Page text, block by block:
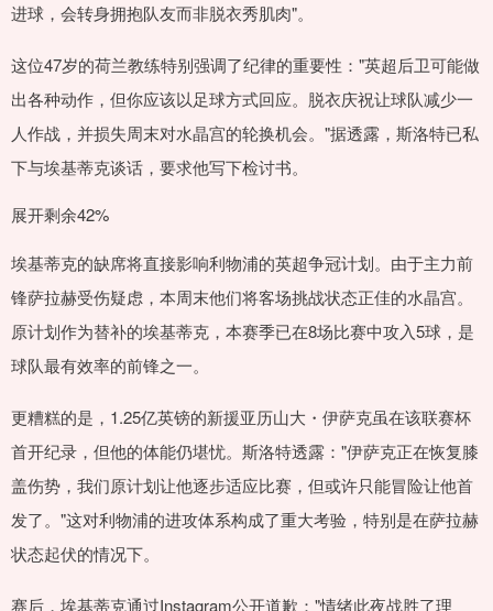
进球，会转身拥抱队友而非脱衣秀肌肉"。
这位47岁的荷兰教练特别强调了纪律的重要性："英超后卫可能做
出各种动作，但你应该以足球方式回应。脱衣庆祝让球队减少一
人作战，并损失周末对水晶宫的轮换机会。"据透露，斯洛特已私
下与埃基蒂克谈话，要求他写下检讨书。
展开剩余42%
埃基蒂克的缺席将直接影响利物浦的英超争冠计划。由于主力前
锋萨拉赫受伤疑虑，本周末他们将客场挑战状态正佳的水晶宫。
原计划作为替补的埃基蒂克，本赛季已在8场比赛中攻入5球，是
球队最有效率的前锋之一。
更糟糕的是，1.25亿英镑的新援亚历山大・伊萨克虽在该联赛杯
首开纪录，但他的体能仍堪忧。斯洛特透露："伊萨克正在恢复膝
盖伤势，我们原计划让他逐步适应比赛，但或许只能冒险让他首
发了。"这对利物浦的进攻体系构成了重大考验，特别是在萨拉赫
状态起伏的情况下。
赛后，埃基蒂克通过Instagram公开道歉："情绪此夜战胜了理